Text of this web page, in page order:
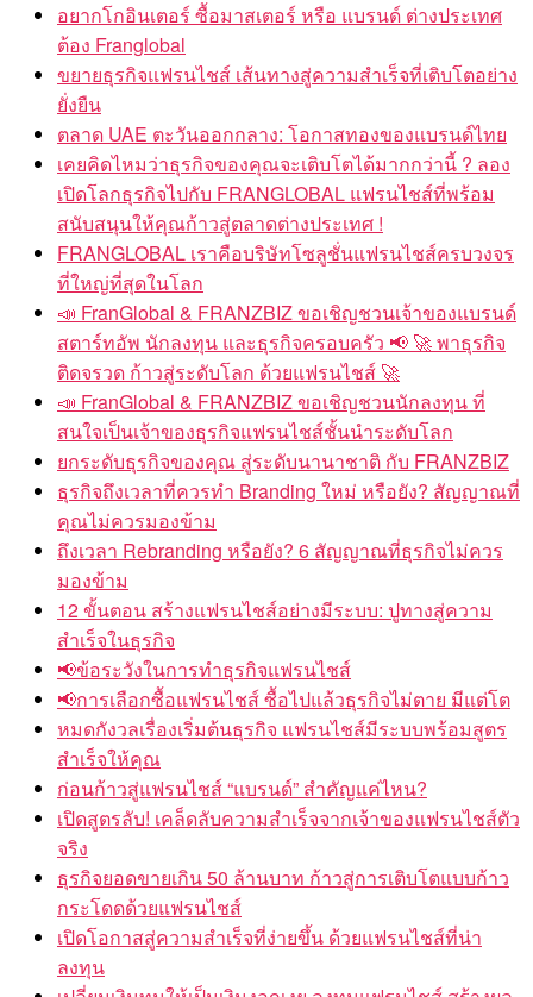
อยากโกอินเตอร์ ซื้อมาสเตอร์ หรือ แบรนด์ ต่างประเทศ
ต้อง Franglobal
ขยายธุรกิจแฟรนไชส์ เส้นทางสู่ความสำเร็จที่เติบโตอย่าง
ยั่งยืน
ตลาด UAE ตะวันออกกลาง: โอกาสทองของแบรนด์ไทย
เคยคิดไหมว่าธุรกิจของคุณจะเติบโตได้มากกว่านี้ ? ลอง
เปิดโลกธุรกิจไปกับ FRANGLOBAL แฟรนไชส์ที่พร้อม
สนับสนุนให้คุณก้าวสู่ตลาดต่างประเทศ !
FRANGLOBAL เราคือบริษัทโซลูชั่นแฟรนไชส์ครบวงจร
ที่ใหญ่ที่สุดในโลก
📣 FranGlobal & FRANZBIZ ขอเชิญชวนเจ้าของแบรนด์
สตาร์ทอัพ นักลงทุน และธุรกิจครอบครัว 📢 🚀 พาธุรกิจ
ติดจรวด ก้าวสู่ระดับโลก ด้วยแฟรนไชส์ 🚀
📣 FranGlobal & FRANZBIZ ขอเชิญชวนนักลงทุน ที่
สนใจเป็นเจ้าของธุรกิจแฟรนไชส์ชั้นนำระดับโลก
ยกระดับธุรกิจของคุณ สู่ระดับนานาชาติ กับ FRANZBIZ
ธุรกิจถึงเวลาที่ควรทำ Branding ใหม่ หรือยัง? สัญญาณที่
คุณไม่ควรมองข้าม
ถึงเวลา Rebranding หรือยัง? 6 สัญญาณที่ธุรกิจไม่ควร
มองข้าม
12 ขั้นตอน สร้างแฟรนไชส์อย่างมีระบบ: ปูทางสู่ความ
สำเร็จในธุรกิจ
📢ข้อระวังในการทำธุรกิจแฟรนไชส์
📢การเลือกซื้อแฟรนไชส์ ซื้อไปแล้วธุรกิจไม่ตาย มีแต่โต
หมดกังวลเรื่องเริ่มต้นธุรกิจ แฟรนไชส์มีระบบพร้อมสูตร
สำเร็จให้คุณ
ก่อนก้าวสู่แฟรนไชส์ “แบรนด์” สำคัญแค่ไหน?
เปิดสูตรลับ! เคล็ดลับความสำเร็จจากเจ้าของแฟรนไชส์ตัว
จริง
ธุรกิจยอดขายเกิน 50 ล้านบาท ก้าวสู่การเติบโตแบบก้าว
กระโดดด้วยแฟรนไชส์
เปิดโอกาสสู่ความสำเร็จที่ง่ายขึ้น ด้วยแฟรนไชส์ที่น่า
ลงทุน